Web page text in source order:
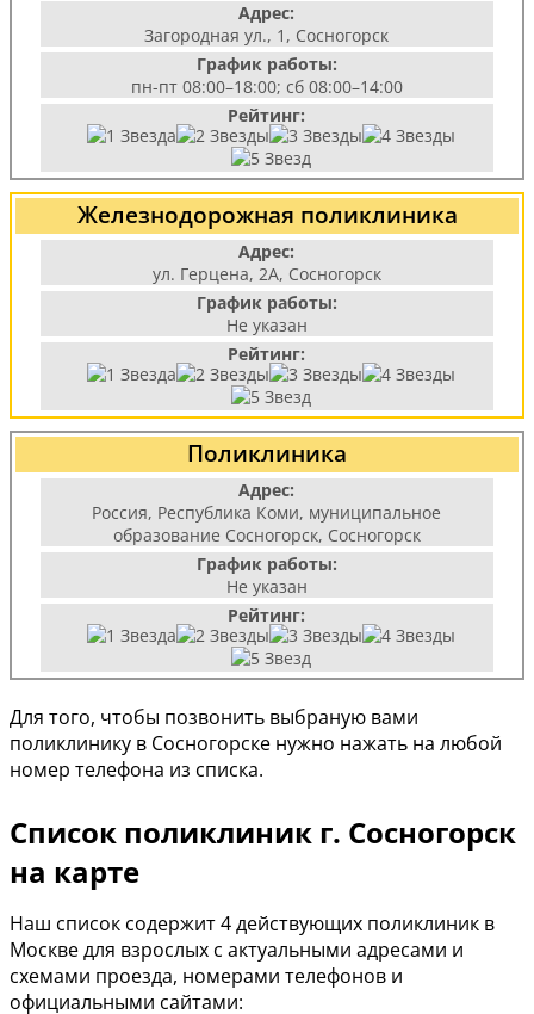
Адрес:
Загородная ул., 1, Сосногорск
График работы:
пн-пт 08:00–18:00; сб 08:00–14:00
Рейтинг:
Железнодорожная поликлиника
Адрес:
ул. Герцена, 2А, Сосногорск
График работы:
Не указан
Рейтинг:
Поликлиника
Адрес:
Россия, Республика Коми, муниципальное
образование Сосногорск, Сосногорск
График работы:
Не указан
Рейтинг:
Для того, чтобы позвонить выбраную вами
поликлинику в Сосногорске нужно нажать на любой
номер телефона из списка.
Список поликлиник г. Сосногорск
на карте
Наш список содержит 4 действующих поликлиник в
Москве для взрослых с актуальными адресами и
схемами проезда, номерами телефонов и
официальными сайтами: